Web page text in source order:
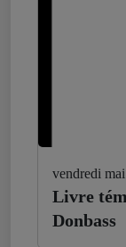
vendredi
Livre
Donbass